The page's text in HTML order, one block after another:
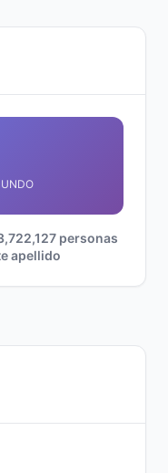
personas
apellido